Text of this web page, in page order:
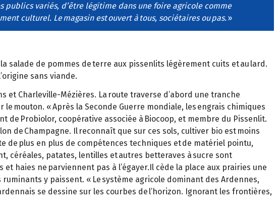
publics variés, d’être légitime dans une foire agricole comme
culturel. Le magasin est ouvert à tous, sociétaires ou pas.»
salade de pommes de terre aux pissenlits légèrement cuits et au lard.
sans viande.
et Charleville-Mézières. La route traverse d’abord une tranche
mouton. « Après la Seconde Guerre mondiale, les engrais chimiques
de Probiolor, coopérative associée à Biocoop, et membre du Pissenlit.
de Champagne. Il reconnaît que sur ces sols, cultiver bio est moins
de plus en plus de compétences techniques et de matériel pointu,
céréales, patates, lentilles et autres betteraves à sucre sont
haies ne parviennent pas à l’égayer.Il cède la place aux prairies une
y paissent. « Le système agricole dominant des Ardennes,
se dessine sur les courbes de l’horizon. Ignorant les frontières,